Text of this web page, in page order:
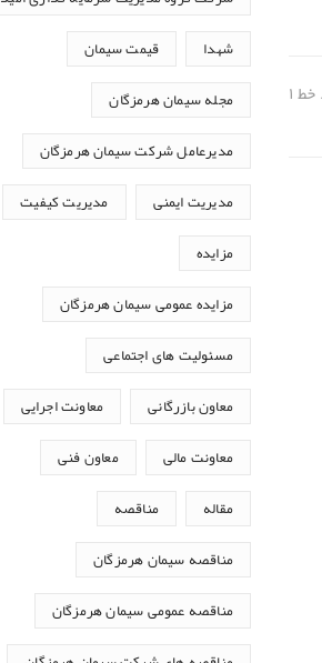
۱
شهدا قیمت سیمان
مجله سیمان هرمزگان
مدیرعامل شرکت سیمان هرمزگان
مدیریت ایمنی مدیریت کیفیت
مزایده
مزایده عمومی سیمان هرمزگان
مسئولیت های اجتماعی
معاون بازرگانی معاونت اجرایی
معاونت مالی معاون فنی
مقاله مناقصه
مناقصه سیمان هرمزگان
مناقصه عمومی سیمان هرمزگان